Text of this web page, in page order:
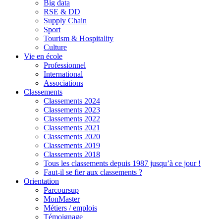
Big data
RSE & DD
Supply Chain
Sport
Tourism & Hospitality
Culture
Vie en école
Professionnel
International
Associations
Classements
Classements 2024
Classements 2023
Classements 2022
Classements 2021
Classements 2020
Classements 2019
Classements 2018
Tous les classements depuis 1987 jusqu’à ce jour !
Faut-il se fier aux classements ?
Orientation
Parcoursup
MonMaster
Métiers / emplois
Témoignage